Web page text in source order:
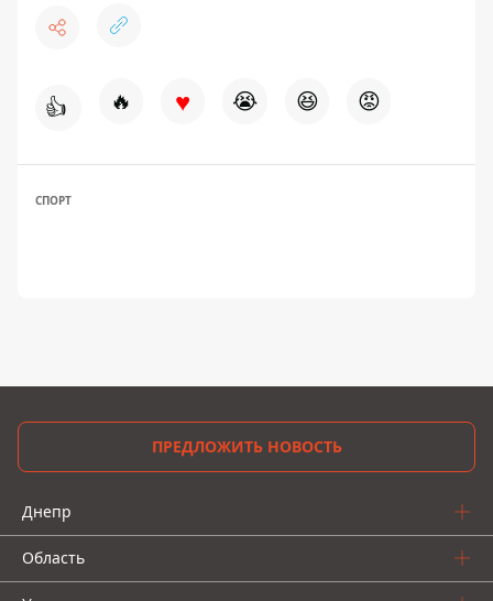
👍 🔥 ♥ 😭 😆 😡
СПОРТ
ПРЕДЛОЖИТЬ НОВОСТЬ
Днепр
Область